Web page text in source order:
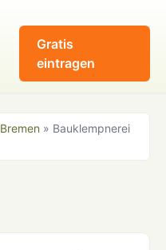
Gratis
eintragen
Bremen » Bauklempnerei